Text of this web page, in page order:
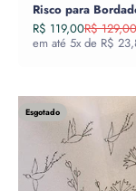
Risco para
Preço promocional
R$ 119,00Preço
R$ 129,00
em até 5x de R$
Esgotado